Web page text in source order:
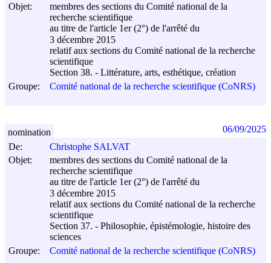
Objet:
membres des sections du Comité national de la
recherche scientifique
au titre de l'article 1er (2°) de l'arrêté du
3 décembre 2015
relatif aux sections du Comité national de la recherche
scientifique
Section 38. - Littérature, arts, esthétique, création
Groupe:
Comité national de la recherche scientifique (CoNRS)
De:
Christophe SALVAT
Objet:
membres des sections du Comité national de la
recherche scientifique
au titre de l'article 1er (2°) de l'arrêté du
3 décembre 2015
relatif aux sections du Comité national de la recherche
scientifique
Section 37. - Philosophie, épistémologie, histoire des
sciences
Groupe:
Comité national de la recherche scientifique (CoNRS)
nomination 06/09/2025